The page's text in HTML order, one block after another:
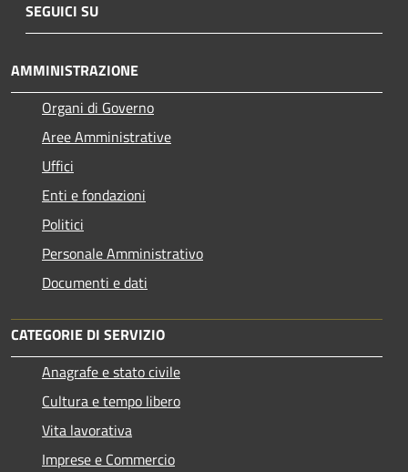
SEGUICI SU
AMMINISTRAZIONE
Organi di Governo
Aree Amministrative
Uffici
Enti e fondazioni
Politici
Personale Amministrativo
Documenti e dati
CATEGORIE DI SERVIZIO
Anagrafe e stato civile
Cultura e tempo libero
Vita lavorativa
Imprese e Commercio